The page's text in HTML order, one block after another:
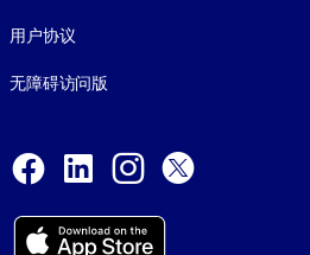
用户协议
无障碍访问版
Facebook
LinkedInInstagram